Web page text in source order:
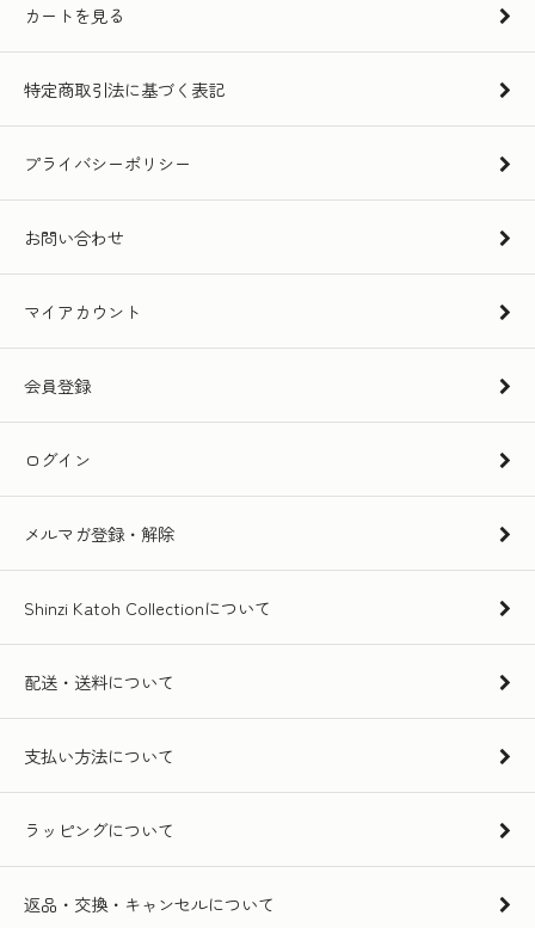
カートを見る
特定商取引法に基づく表記
プライバシーポリシー
お問い合わせ
マイアカウント
会員登録
ログイン
メルマガ登録・解除
Shinzi Katoh Collectionについて
配送・送料について
支払い方法について
ラッピングについて
返品・交換・キャンセルについて